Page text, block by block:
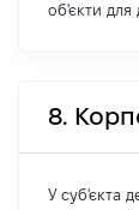
об'єкти для
8.
У суб'єкта